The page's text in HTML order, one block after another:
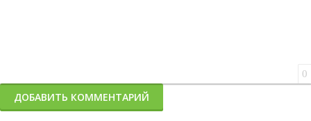
0
ДОБАВИТЬ КОММЕНТАРИЙ